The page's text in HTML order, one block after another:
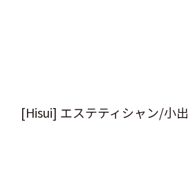
[Hisui] エステティシャン/小出